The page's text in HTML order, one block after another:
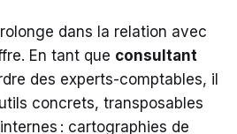
dans la relation avec
En tant que consultant
des experts-comptables, il
concrets, transposables
: cartographies de